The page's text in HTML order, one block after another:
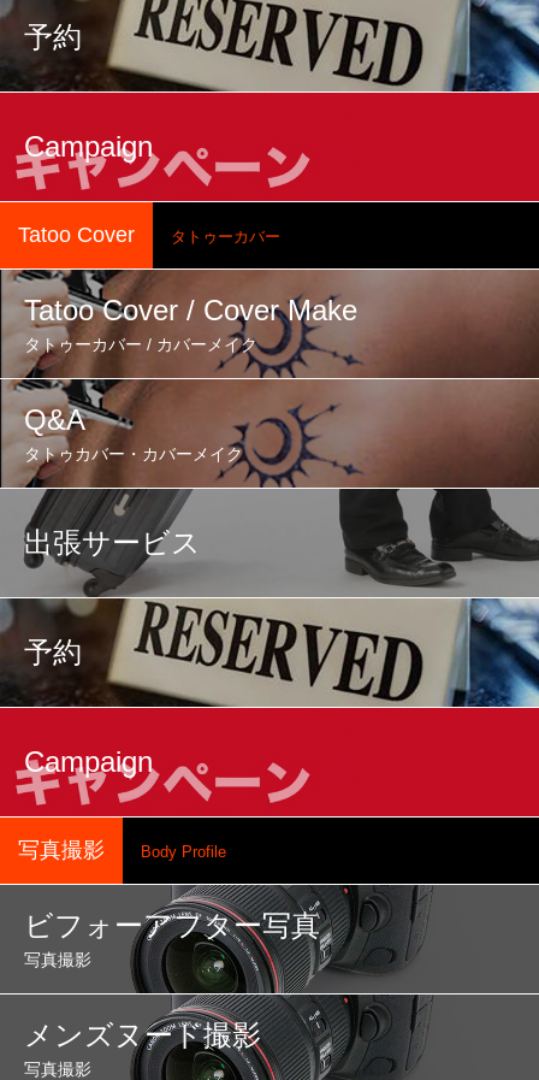
予約
Campaign
Tatoo Cover タトゥーカバー
Tatoo Cover / Cover Make
タトゥーカバー / カバーメイク
Q&A
タトゥカバー・カバーメイク
出張サービス
予約
Campaign
写真撮影 Body Profile
ビフォーアフター写真
写真撮影
メンズヌード撮影
写真撮影